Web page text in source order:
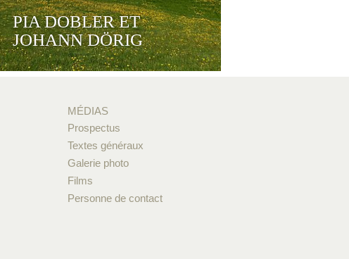
PIA DOBLER ET
JOHANN DÖRIG
MÉDIAS
Prospectus
Textes généraux
Galerie photo
Films
Personne de contact